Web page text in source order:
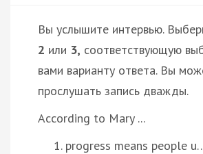
Вы услышите интервью.
2 или 3, соответствующую
вами варианту ответа. Вы
прослушать запись дважды.
According to Mary ...
progress means people